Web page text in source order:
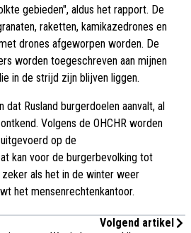
gebieden", aldus het rapport. De
raketten, kamikazedrones en
drones afgeworpen worden. De
worden toegeschreven aan mijnen
in de strijd zijn blijven liggen.
dat Rusland burgerdoelen aanvalt, al
Volgens de OHCHR worden
op de
kan voor de burgerbevolking tot
als het in de winter weer
het mensenrechtenkantoor.
Volgend artikel